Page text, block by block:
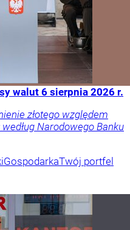
walut 6 sierpnia 2026 r.
złotego względem
Narodowego Banku
GospodarkaTwój portfel